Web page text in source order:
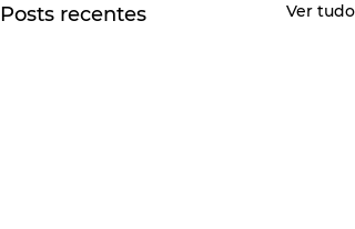
Posts recentes Ver tudo